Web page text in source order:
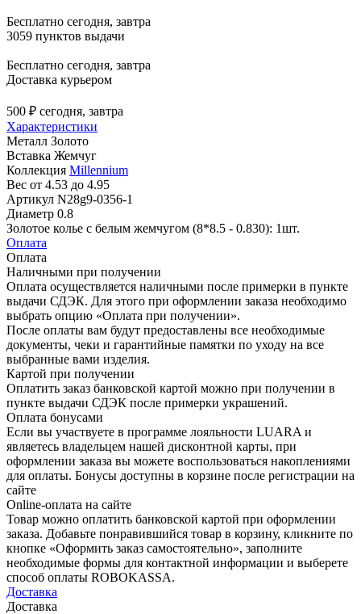
Бесплатно сегодня, завтра
3059 пунктов выдачи
Бесплатно сегодня, завтра
Доставка курьером
500 ₽ сегодня, завтра
Характеристики
Металл Золото
Вставка Жемчуг
Коллекция Millennium
Вес от 4.53 до 4.95
Артикул N28g9-0356-1
Диаметр 0.8
Золотое колье с белым жемчугом (8*8.5 - 0.830): 1шт.
Оплата
Оплата
Наличными при получении
Оплата осуществляется наличными после примерки в пункте
выдачи СДЭК. Для этого при оформлении заказа необходимо
выбрать опцию «Оплата при получении».
После оплаты вам будут предоставлены все необходимые
документы, чеки и гарантийные памятки по уходу на все
выбранные вами изделия.
Картой при получении
Оплатить заказ банковской картой можно при получении в
пункте выдачи СДЭК после примерки украшений.
Оплата бонусами
Если вы участвуете в программе лояльности LUARA и
являетесь владельцем нашей дисконтной карты, при
оформлении заказа вы можете воспользоваться накоплениями
для оплаты. Бонусы доступны в корзине после регистрации на
сайте
Online-оплата на сайте
Товар можно оплатить банковской картой при оформлении
заказа. Добавьте понравившийся товар в корзину, кликните по
кнопке «Оформить заказ самостоятельно», заполните
необходимые формы для контактной информации и выберете
способ оплаты ROBOKASSA.
Доставка
Доставка